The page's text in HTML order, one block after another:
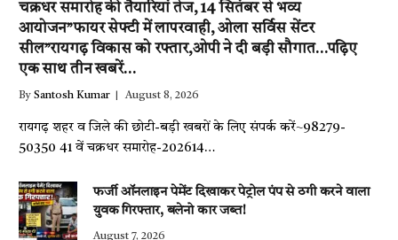
चक्रधर समारोह की तैयारियां तेज, 14 सितंबर से भव्य
आयोजन”फायर सेफ्टी में लापरवाही, ओला सर्विस सेंटर
सील”रायगढ़ विकास को रफ्तार,ओपी ने दी बड़ी सौगात…पढ़िए
एक साथ तीन खबरें…
By Santosh Kumar August 8, 2026
रायगढ़ शहर व जिले की छोटी-बड़ी खबरों के लिए संपर्क करें~98279-
50350 41 वें चक्रधर समारोह-202614…
फर्जी ऑनलाइन पेमेंट दिखाकर पेट्रोल पंप से ठगी करने वाला
युवक गिरफ्तार, बलेनो कार जब्त!
August 7, 2026